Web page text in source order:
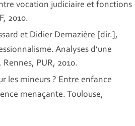
vocation judiciaire et fonctions
2010.
et Didier Demazière [dir.],
Analyses d’une
PUR, 2010.
les mineurs ? Entre enfance
menaçante. Toulouse,